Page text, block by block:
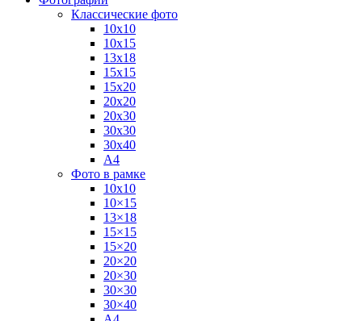
Классические фото
10х10
10х15
13х18
15х15
15х20
20х20
20х30
30х30
30х40
А4
Фото в рамке
10х10
10×15
13×18
15×15
15×20
20×20
20×30
30×30
30×40